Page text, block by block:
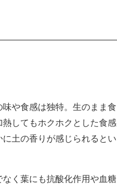
や食感は独特。生のまま食
熱してもホクホクとした食感
土の香りが感じられるとい
く葉にも抗酸化作用や血糖